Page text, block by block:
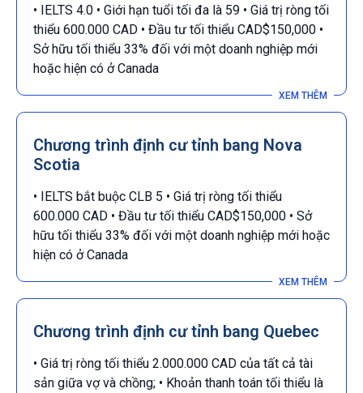
• IELTS 4.0 • Giới hạn tuổi tối đa là 59 • Giá trị ròng tối
thiểu 600.000 CAD • Đầu tư tối thiểu CAD$150,000 •
Sở hữu tối thiểu 33% đối với một doanh nghiệp mới
hoặc hiện có ở Canada
Chương trình định cư tỉnh bang Nova
Scotia
• IELTS bắt buộc CLB 5 • Giá trị ròng tối thiểu
600.000 CAD • Đầu tư tối thiểu CAD$150,000 • Sở
hữu tối thiểu 33% đối với một doanh nghiệp mới hoặc
hiện có ở Canada
Chương trình định cư tỉnh bang Quebec
• Giá trị ròng tối thiểu 2.000.000 CAD của tất cả tài
sản giữa vợ và chồng; • Khoản thanh toán tối thiểu là